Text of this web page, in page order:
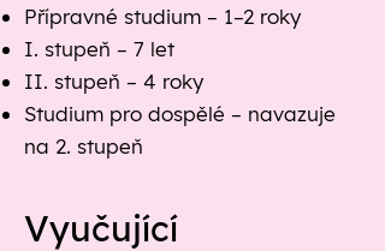
Přípravné studium – 1–2 roky
I. stupeň – 7 let
II. stupeň – 4 roky
Studium pro dospělé – navazuje
na 2. stupeň
Vyučující